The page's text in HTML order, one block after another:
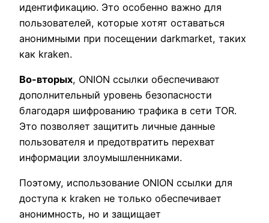
идентификацию. Это особенно важно для
пользователей, которые хотят оставаться
анонимными при посещении darkmarket, таких
как kraken.
Во-вторых, ONION ссылки обеспечивают
дополнительный уровень безопасности
благодаря шифрованию трафика в сети TOR.
Это позволяет защитить личные данные
пользователя и предотвратить перехват
информации злоумышленниками.
Поэтому, использование ONION ссылки для
доступа к kraken не только обеспечивает
анонимность, но и защищает